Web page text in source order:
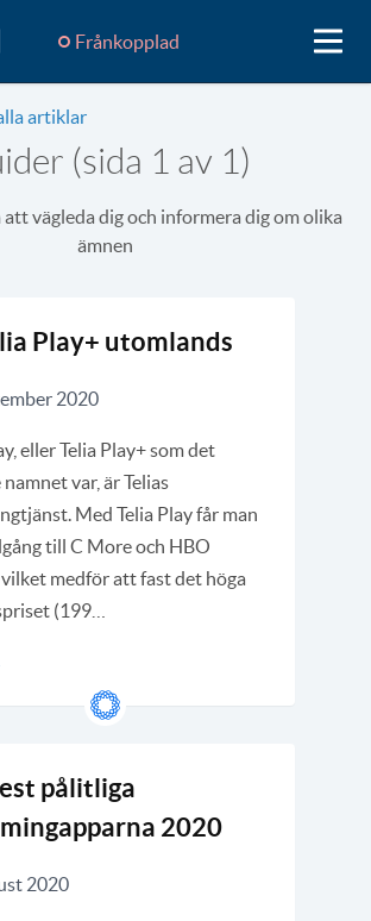
Frånkopplad
artiklar
(sida 1 av 1)
vägleda dig och informera dig om olika
ämnen
Play+ utomlands
2020
eller Telia Play+ som det
var, är Telias
Med Telia Play får man
till C More och HBO
medför att fast det höga
(199…
pålitliga
2020
2020